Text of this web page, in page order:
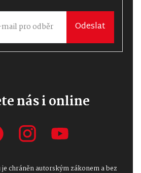
Odeslat
nás i online
chráněn autorským zákonem a bez